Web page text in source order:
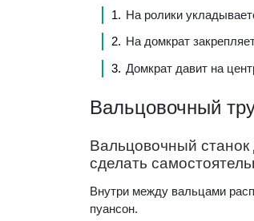
На ролики
На домкрат
Домкрат давит на
Вальцовочный
Вальцовочный станок
сделать
Внутри между вальцами
пуансон.